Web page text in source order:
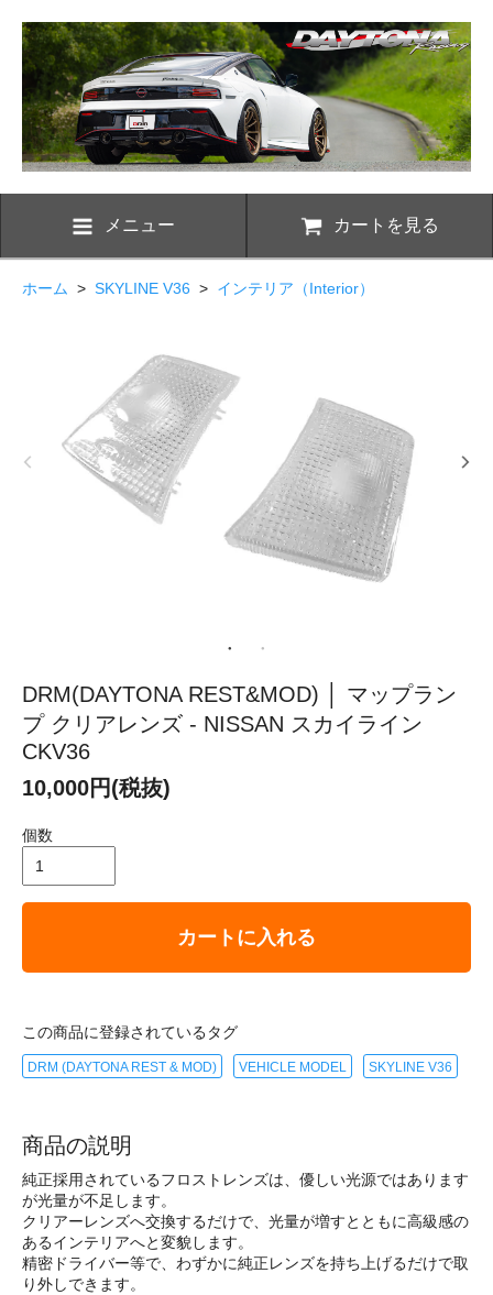
メニュー カートを見る
ホーム > SKYLINE V36 > インテリア（Interior）
DRM(DAYTONA REST&MOD) │ マップラン
プ クリアレンズ - NISSAN スカイライン
CKV36
10,000円(税抜)
個数
カートに入れる
この商品に登録されているタグ
DRM (DAYTONA REST & MOD) VEHICLE MODEL SKYLINE V36
商品の説明
純正採用されているフロストレンズは、優しい光源ではあります
が光量が不足します。
クリアーレンズへ交換するだけで、光量が増すとともに高級感の
あるインテリアへと変貌します。
精密ドライバー等で、わずかに純正レンズを持ち上げるだけで取
り外しできます。